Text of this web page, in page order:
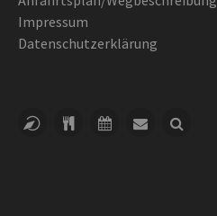
Impressum
Datenschutzerklärung